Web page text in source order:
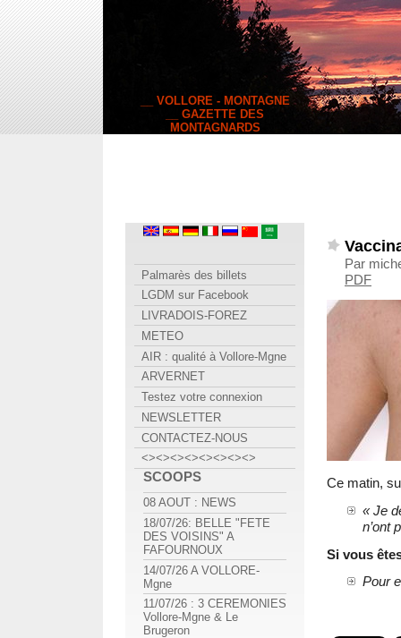
__ VOLLORE - MONTAGNE
__ GAZETTE DES
MONTAGNARDS
Par
PDF
Ce matin,
« Je
n’ont
Si vous
Pour
Palmarès des billets
LGDM sur Facebook
LIVRADOIS-FOREZ
METEO
AIR : qualité à Vollore-Mgne
ARVERNET
Testez votre connexion
NEWSLETTER
CONTACTEZ-NOUS
<><><><><><><><>
SCOOPS
08 AOUT : NEWS
18/07/26: BELLE "FETE
DES VOISINS" A
FAFOURNOUX
14/07/26 A VOLLORE-
Mgne
11/07/26 : 3 CEREMONIES
Vollore-Mgne & Le
Brugeron